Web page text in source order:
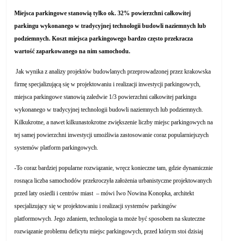
Miejsca parkingowe stanowią tylko ok. 32% powierzchni całkowitej
parkingu wykonanego w tradycyjnej technologii budowli naziemnych lub
podziemnych. Koszt miejsca parkingowego bardzo często przekracza
wartość zaparkowanego na nim samochodu.
Jak wynika z analizy projektów budowlanych przeprowadzonej przez krakowska
firmę specjalizującą się w projektowaniu i realizacji inwestycji parkingowych,
miejsca parkingowe stanowią zaledwie 1/3 powierzchni całkowitej parkingu
wykonanego w tradycyjnej technologii budowli naziemnych lub podziemnych.
Kilkukrotne, a nawet kilkunastokrotne zwiększenie liczby miejsc parkingowych na
tej samej powierzchni inwestycji umożliwia zastosowanie coraz popularniejszych
systemów platform parkingowych.
-To coraz bardziej popularne rozwiązanie, wręcz konieczne tam, gdzie dynamicznie
rosnąca liczba samochodów przekroczyła założenia urbanistyczne projektowanych
przed laty osiedli i centrów miast – mówi Iwo Nowina Konopka, architekt
specjalizujący się w projektowaniu i realizacji systemów parkingów
platformowych. Jego zdaniem, technologia ta może być sposobem na skuteczne
rozwiązanie problemu deficytu miejsc parkingowych, przed którym stoi dzisiaj